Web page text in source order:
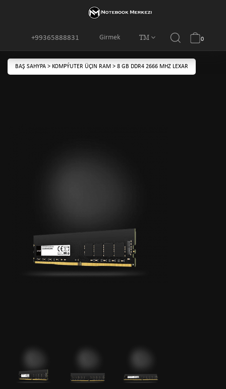
Girmek TM
+99365888831 0
BAŞ SAHYPA > KOMPÝUTER ÜÇIN RAM > 8 GB DDR4 2666 MHZ LEXAR